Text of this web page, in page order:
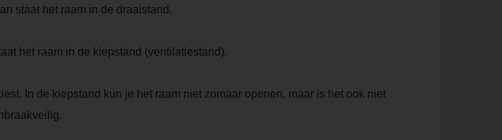
staat het raam in de draaistand.
het raam in de kiepstand (ventilatiestand).
In de kiepstand kun je het raam niet zomaar openen, maar is het ook niet